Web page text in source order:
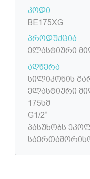
კოდი
BE175XG
პროდუქცია
ელასტიური
აღწერა
სილიკონის
ელასტიური
175სმ
G1/2“
პასუხობს